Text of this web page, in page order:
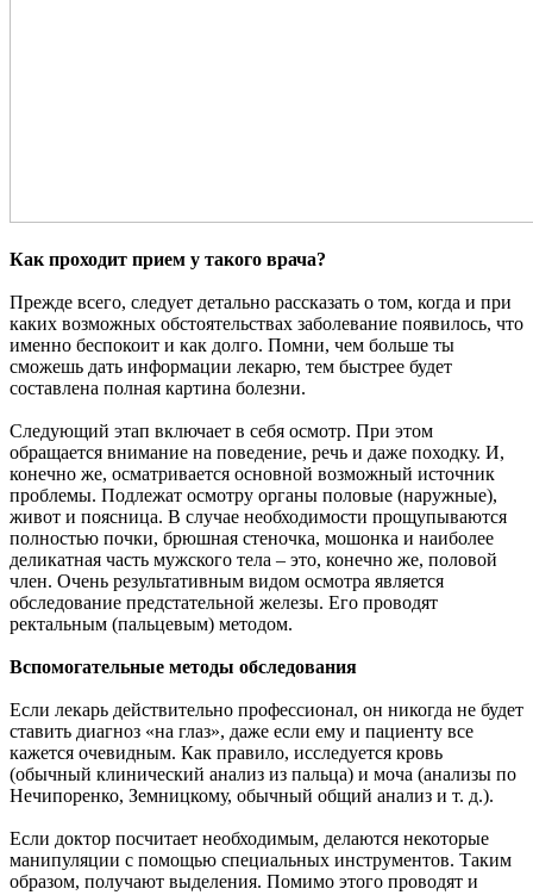
Как проходит прием у такого врача?
Прежде всего, следует детально рассказать о том, когда и при
каких возможных обстоятельствах заболевание появилось, что
именно беспокоит и как долго. Помни, чем больше ты
сможешь дать информации лекарю, тем быстрее будет
составлена полная картина болезни.
Следующий этап включает в себя осмотр. При этом
обращается внимание на поведение, речь и даже походку. И,
конечно же, осматривается основной возможный источник
проблемы. Подлежат осмотру органы половые (наружные),
живот и поясница. В случае необходимости прощупываются
полностью почки, брюшная стеночка, мошонка и наиболее
деликатная часть мужского тела – это, конечно же, половой
член. Очень результативным видом осмотра является
обследование предстательной железы. Его проводят
ректальным (пальцевым) методом.
Вспомогательные методы обследования
Если лекарь действительно профессионал, он никогда не будет
ставить диагноз «на глаз», даже если ему и пациенту все
кажется очевидным. Как правило, исследуется кровь
(обычный клинический анализ из пальца) и моча (анализы по
Нечипоренко, Земницкому, обычный общий анализ и т. д.).
Если доктор посчитает необходимым, делаются некоторые
манипуляции с помощью специальных инструментов. Таким
образом, получают выделения. Помимо этого проводят и